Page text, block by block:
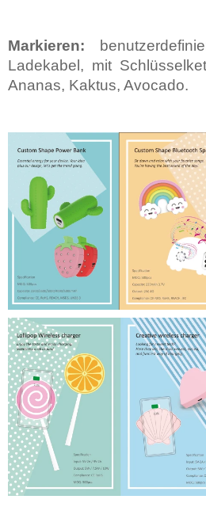
Markieren:
Ladekabel, mit
Ananas, Kaktus, Avocado.